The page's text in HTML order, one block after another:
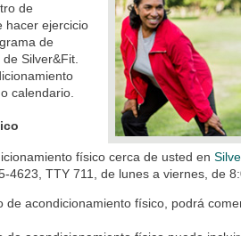
de
hacer ejercicio
de
Silver&Fit.
calendario.
físico cerca de usted en
4623, TTY 711, de lunes a viernes, de
de acondicionamiento físico, podrá